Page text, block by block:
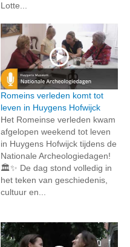
Lotte...
Romeins verleden komt tot
leven in Huygens Hofwijck
Het Romeinse verleden kwam
afgelopen weekend tot leven
in Huygens Hofwijck tijdens de
Nationale Archeologiedagen!
🏛️✨ De dag stond volledig in
het teken van geschiedenis,
cultuur en...